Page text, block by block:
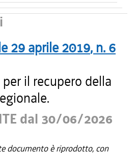
29 aprile 2019, n. 6
il recupero della
dal 30/06/2026
documento è riprodotto, con